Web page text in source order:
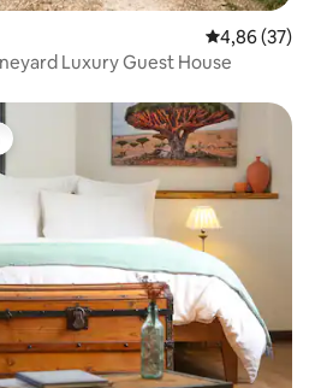
Gemiddelde
4,86 (37)
Luxury Guest House